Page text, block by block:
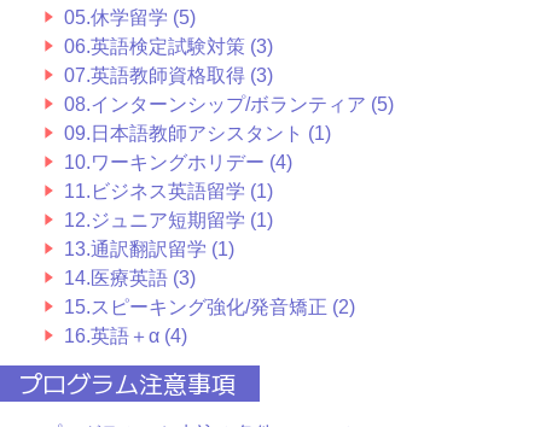
05.休学留学 (5)
06.英語検定試験対策 (3)
07.英語教師資格取得 (3)
08.インターンシップ/ボランティア (5)
09.日本語教師アシスタント (1)
10.ワーキングホリデー (4)
11.ビジネス英語留学 (1)
12.ジュニア短期留学 (1)
13.通訳翻訳留学 (1)
14.医療英語 (3)
15.スピーキング強化/発音矯正 (2)
16.英語＋α (4)
プログラム注意事項